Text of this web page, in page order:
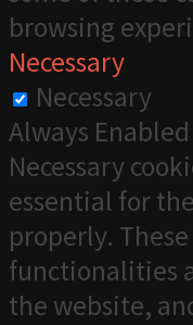
browsing
Necessary
Necessary
Always Enabled
Necessary
essential for
properly.
functionalities
the website,